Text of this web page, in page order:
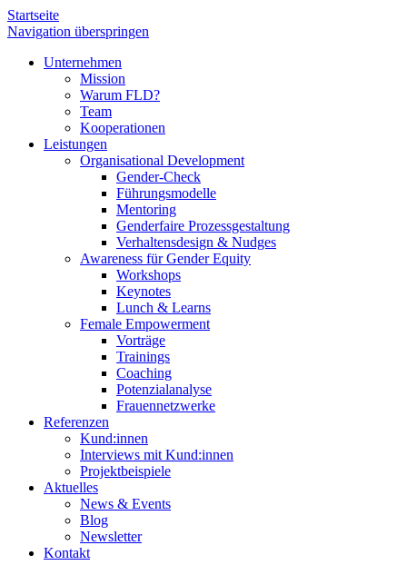
Startseite
Navigation überspringen
Unternehmen
Mission
Warum FLD?
Team
Kooperationen
Leistungen
Organisational Development
Gender-Check
Führungsmodelle
Mentoring
Genderfaire Prozessgestaltung
Verhaltensdesign & Nudges
Awareness für Gender Equity
Workshops
Keynotes
Lunch & Learns
Female Empowerment
Vorträge
Trainings
Coaching
Potenzialanalyse
Frauennetzwerke
Referenzen
Kund:innen
Interviews mit Kund:innen
Projektbeispiele
Aktuelles
News & Events
Blog
Newsletter
Kontakt